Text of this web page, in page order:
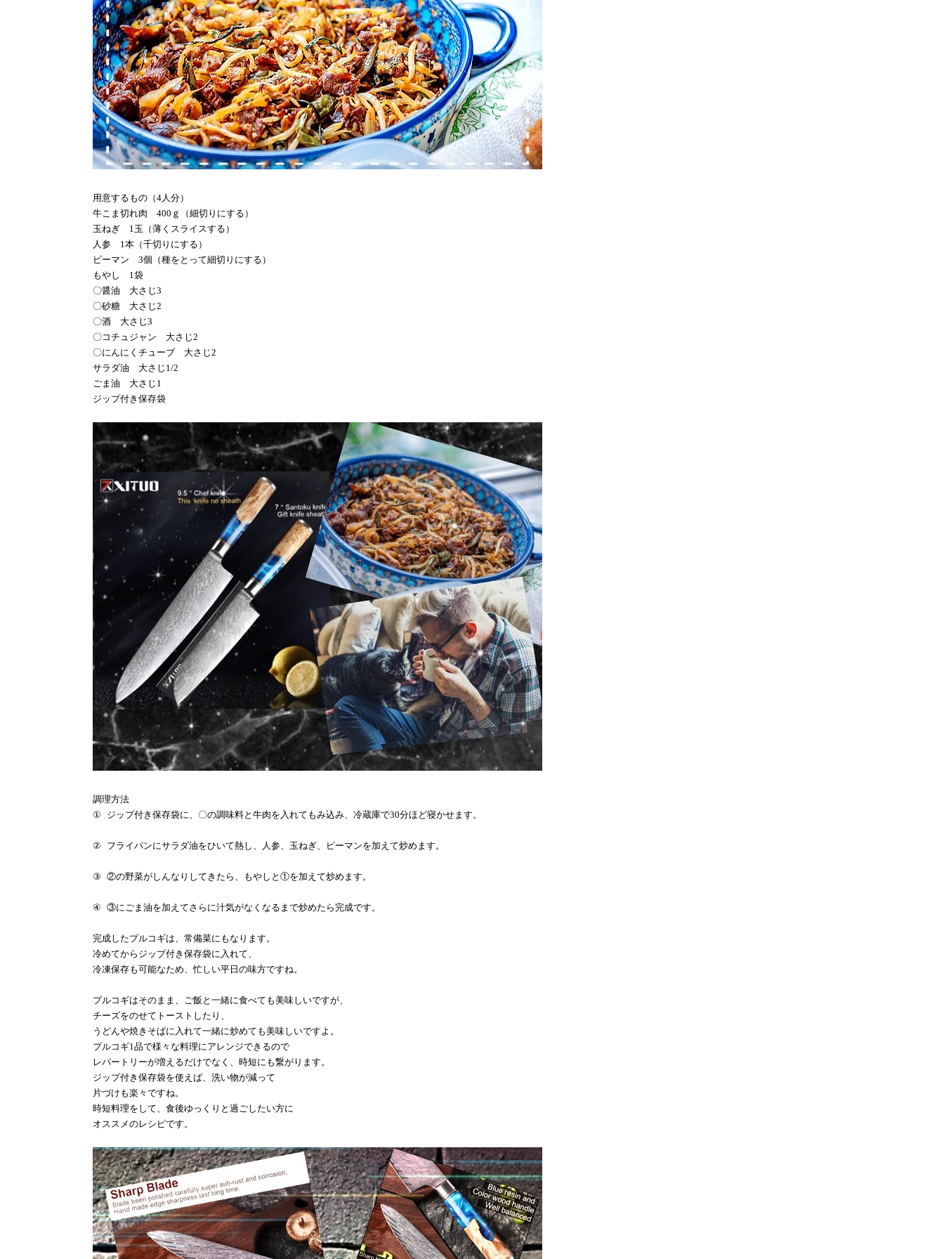
用意するもの（4人分）
牛こま切れ肉 400 ｇ（細切りにする）
玉ねぎ 1玉（薄くスライスする）
人参 1本（千切りにする）
ピーマン 3個（種をとって細切りにする）
もやし 1袋
〇醤油 大さじ3
〇砂糖 大さじ2
〇酒 大さじ3
〇コチュジャン 大さじ2
〇にんにくチューブ 大さじ2
サラダ油 大さじ 1/2
ごま油 大さじ 1
ジップ付き保存袋
調理方法
①
ジップ付き保存袋に、〇の調味料と牛肉を入れてもみ込み、冷蔵庫で30分ほど寝かせます。
② フライパンにサラダ油をひいて熱し、人参、玉ねぎ、ピーマンを加えて炒めます。
③ ②の野菜がしんなりしてきたら、もやしと①を加えて炒めます。
④ ③にごま油を加えてさらに汁気がなくなるまで炒めたら完成です。
完成したプルコギは、常備菜にもなります。
冷めてからジップ付き保存袋に入れて、
冷凍保存も可能なため、忙しい平日の味方ですね。
プルコギはそのまま、ご飯と一緒に食べても美味しいですが、
チーズをのせてトーストしたり、
うどんや焼きそばに入れて一緒に炒めても美味しいですよ。
プルコギ1品で様々な料理にアレンジできるので
レパートリーが増えるだけでなく、時短にも繋がります。
ジップ付き保存袋を使えば、洗い物が減って
片づけも楽々ですね。
時短料理をして、食後ゆっくりと過ごしたい方に
オススメのレシピです。